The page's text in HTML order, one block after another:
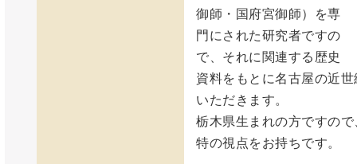
御師・国府宮御師）を専
門にされた研究者ですの
で、それに関連する歴史
資料をもとに名古屋の近
いただきます。
栃木県生まれの方ですの
特の視点をお持ちです。